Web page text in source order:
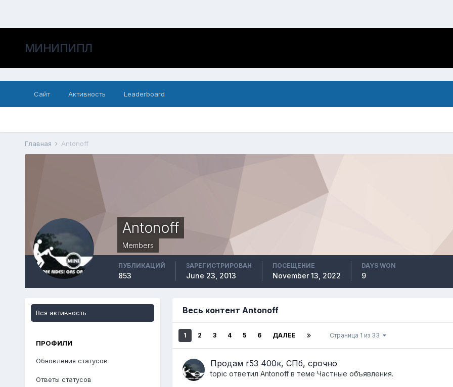
МИНИПИПЛ
Сайт Активность Leaderboard
Главная Antonoff
Antonoff
Members
ПУБЛИКАЦИЙ
853
ЗАРЕГИСТРИРОВАН
June 23, 2013
ПОСЕЩЕНИЕ
November 13, 2022
DAYS WON
9
Вся активность
ПРОФИЛИ
Обновления статусов
Ответы статусов
Весь контент Antonoff
1 2 3 4 5 6 ДАЛЕЕ Страница 1 из 33
Продам r53 400к, СПб, срочно
topic ответил Antonoffв теме Частные объявления.